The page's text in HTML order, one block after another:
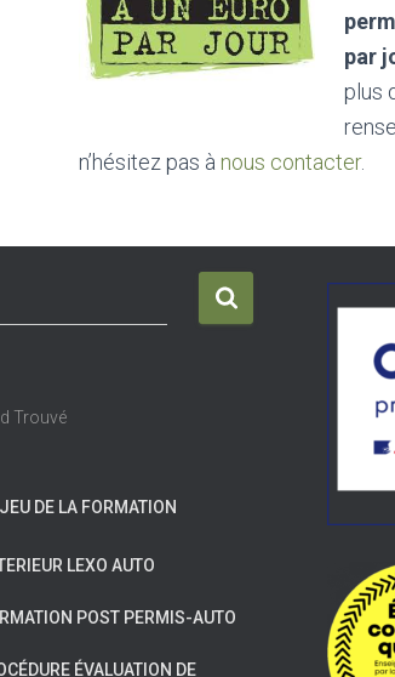
par
plus
n’hésitez pas à nous contacter.
Trouvé
DE LA FORMATION
LEXO AUTO
POST PERMIS-AUTO
ÉVALUATION DE